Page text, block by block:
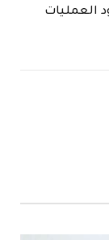
العمليات